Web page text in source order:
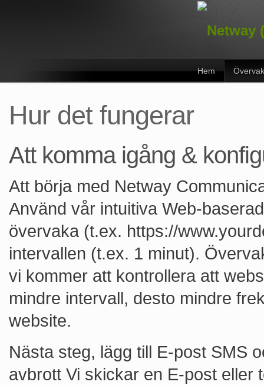
Hem
Hur det fungerar
Att komma igång &
Att börja med Netway
Använd vår intuitiva Web-
övervaka (t.ex. https://
intervallen (t.ex. 1 minut).
vi kommer att kontrollera att
mindre intervall, desto mindre
website.
Nästa steg, lägg till E-post SMS
avbrott Vi skickar en E-post eller